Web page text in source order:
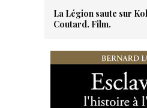
La Légion saute sur
Coutard. Film.